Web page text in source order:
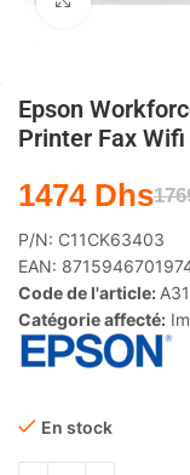
Epson
Printer Fax Wifi
1474 Dhs
P/N: C11CK63403
EAN:
Code de l'article:
Catégorie affecté:
En stock